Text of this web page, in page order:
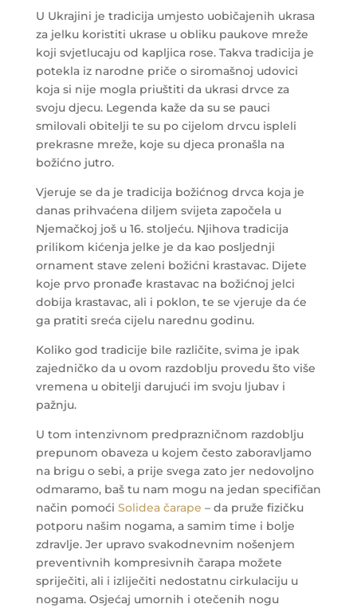
U Ukrajini je tradicija umjesto uobičajenih ukrasa
za jelku koristiti ukrase u obliku paukove mreže
koji svjetlucaju od kapljica rose. Takva tradicija je
potekla iz narodne priče o siromašnoj udovici
koja si nije mogla priuštiti da ukrasi drvce za
svoju djecu. Legenda kaže da su se pauci
smilovali obitelji te su po cijelom drvcu ispleli
prekrasne mreže, koje su djeca pronašla na
božićno jutro.
Vjeruje se da je tradicija božićnog drvca koja je
danas prihvaćena diljem svijeta započela u
Njemačkoj još u 16. stoljeću. Njihova tradicija
prilikom kićenja jelke je da kao posljednji
ornament stave zeleni božićni krastavac. Dijete
koje prvo pronađe krastavac na božićnoj jelci
dobija krastavac, ali i poklon, te se vjeruje da će
ga pratiti sreća cijelu narednu godinu.
Koliko god tradicije bile različite, svima je ipak
zajedničko da u ovom razdoblju provedu što više
vremena u obitelji darujući im svoju ljubav i
pažnju.
U tom intenzivnom predprazničnom razdoblju
prepunom obaveza u kojem često zaboravljamo
na brigu o sebi, a prije svega zato jer nedovoljno
odmaramo, baš tu nam mogu na jedan specifičan
način pomoći Solidea čarape – da pruže fizičku
potporu našim nogama, a samim time i bolje
zdravlje. Jer upravo svakodnevnim nošenjem
preventivnih kompresivnih čarapa možete
spriječiti, ali i izliječiti nedostatnu cirkulaciju u
nogama. Osjećaj umornih i otečenih nogu